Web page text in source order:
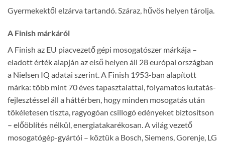
Gyermekektől elzárva tartandó. Száraz, hűvös helyen tárolja.
A Finish márkáról
A Finish az EU piacvezető gépi mosogatószer márkája –
eladott érték alapján az első helyen áll 28 európai országban
a Nielsen IQ adatai szerint. A Finish 1953-ban alapított
márka: több mint 70 éves tapasztalattal, folyamatos kutatás-
fejlesztéssel áll a háttérben, hogy minden mosogatás után
tökéletesen tiszta, ragyogóan csillogó edényeket biztosítson
– előöblítés nélkül, energiatakarékosan. A világ vezető
mosogatógép-gyártói – köztük a Bosch, Siemens, Gorenje, LG